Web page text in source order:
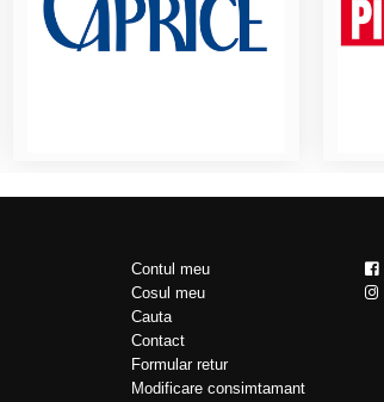
Contul meu
Cosul meu
Cauta
Contact
Formular retur
Modificare consimtamant